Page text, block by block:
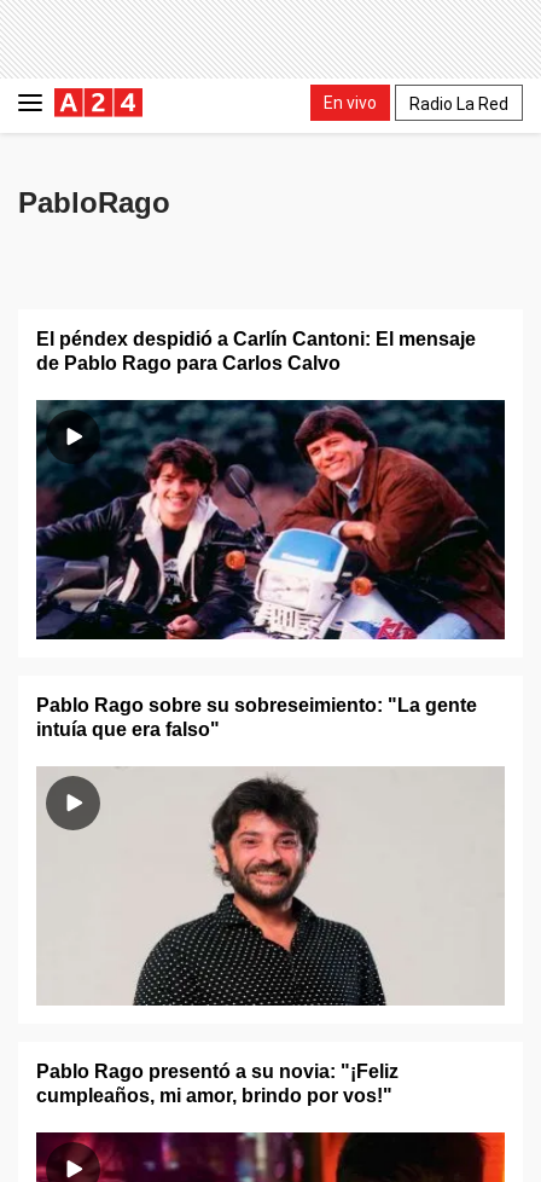
En vivo Radio La Red
PabloRago
El péndex despidió a Carlín Cantoni: El mensaje
de Pablo Rago para Carlos Calvo
Pablo Rago sobre su sobreseimiento: "La gente
intuía que era falso"
Pablo Rago presentó a su novia: "¡Feliz
cumpleaños, mi amor, brindo por vos!"